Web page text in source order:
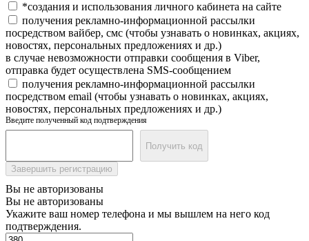
*создания и использования личного кабинета на сайте
получения рекламно-информационной рассылки
посредством вайбер, смс (чтобы узнавать о новинках, акциях,
новостях, персональных предложениях и др.)
в случае невозможности отправки сообщения в Viber,
отправка будет осуществлена SMS-сообщением
получения рекламно-информационной рассылки
посредством email (чтобы узнавать о новинках, акциях,
новостях, персональных предложениях и др.)
Введите полученный код подтверждения
Получить код
Завершить регистрацию
Вы не авторизованы
Вы не авторизованы
Укажите ваш номер телефона и мы вышлем на него код
подтверждения.